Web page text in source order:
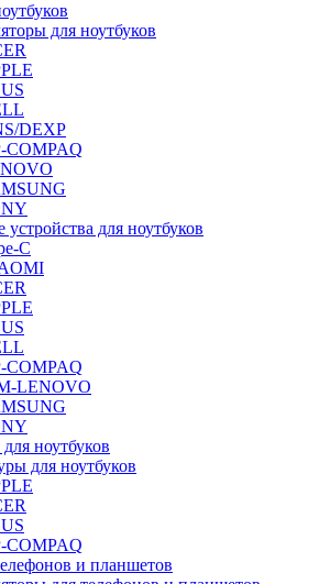
для ноутбуков
DEXP
COMPAQ
устройства для ноутбуков
C
COMPAQ
LENOVO
ноутбуков
для ноутбуков
COMPAQ
и планшетов